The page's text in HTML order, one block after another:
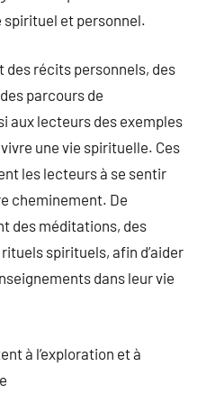
et personnel.
des récits personnels, des
parcours de
aux lecteurs des exemples
une vie spirituelle. Ces
les lecteurs à se sentir
cheminement. De
des méditations, des
spirituels, afin d’aider
dans leur vie
à l’exploration et à